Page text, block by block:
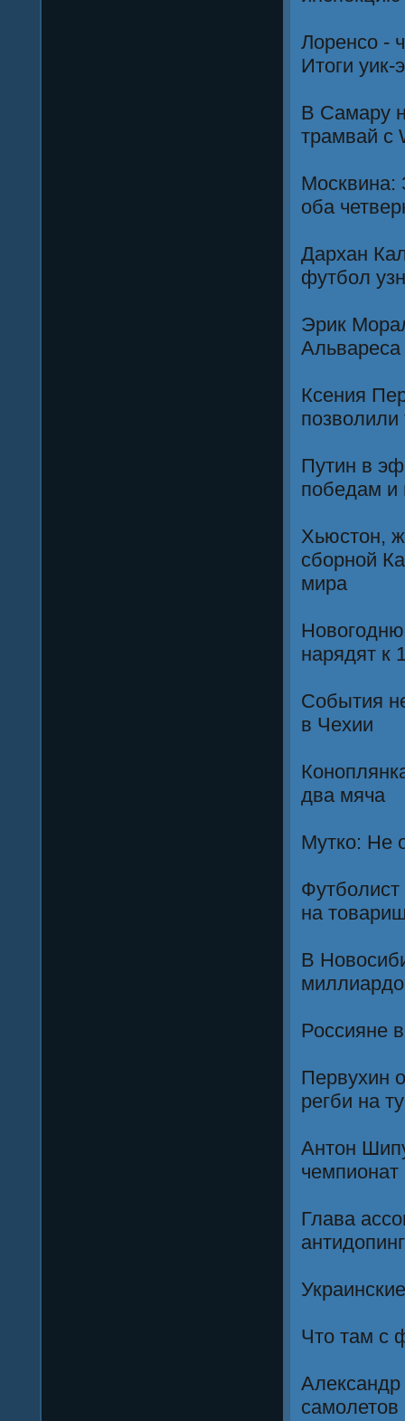
Лоренсо -
Итоги уик-
В Самару
трамвай с
Москвина:
оба
Дархан
футбол
Эрик
Альвареса
Ксения
Путин в
победам и
Хьюстон,
сборной
мира
нарядят к
События
в Чехии
два мяча
Мутко: Не
на
В
Россияне
Первухин
регби на
Антон
Глава
Что там с
самолетов